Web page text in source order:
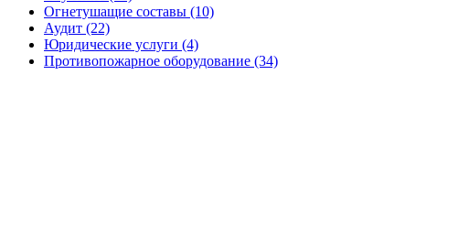
Огнетушащие составы (10)
Аудит (22)
Юридические услуги (4)
Противопожарное оборудование (34)